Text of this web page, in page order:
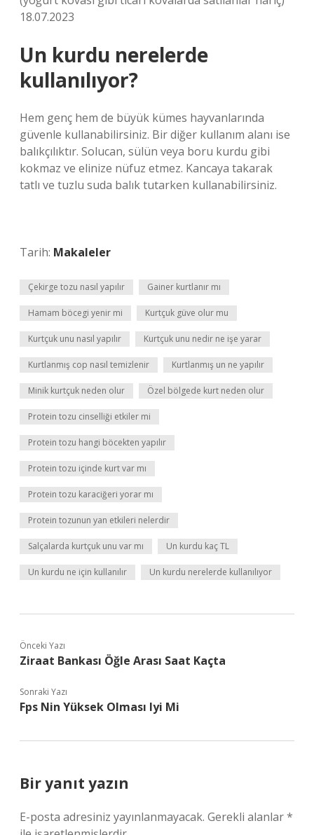
18.07.2023
Un kurdu nerelerde
kullanılıyor?
Hem genç hem de büyük kümes hayvanlarında
güvenle kullanabilirsiniz. Bir diğer kullanım alanı ise
balıkçılıktır. Solucan, sülün veya boru kurdu gibi
kokmaz ve elinize nüfuz etmez. Kancaya takarak
tatlı ve tuzlu suda balık tutarken kullanabilirsiniz.
Tarih: Makaleler
Çekirge tozu nasıl yapılır Gainer kurtlanır mı
Hamam böcegi yenir mi Kurtçuk güve olur mu
Kurtçuk unu nasıl yapılır Kurtçuk unu nedir ne işe yarar
Kurtlanmış cop nasıl temizlenir Kurtlanmış un ne yapılır
Minik kurtçuk neden olur Özel bölgede kurt neden olur
Protein tozu cinselliği etkiler mi
Protein tozu hangi böcekten yapılır
Protein tozu içinde kurt var mı
Protein tozu karaciğeri yorar mı
Protein tozunun yan etkileri nelerdir
Salçalarda kurtçuk unu var mı Un kurdu kaç TL
Un kurdu ne için kullanılır Un kurdu nerelerde kullanılıyor
Önceki Yazı
Ziraat Bankası Öğle Arası Saat Kaçta
Sonraki Yazı
Fps Nin Yüksek Olması Iyi Mi
Bir yanıt yazın
E-posta adresiniz yayınlanmayacak. Gerekli alanlar*